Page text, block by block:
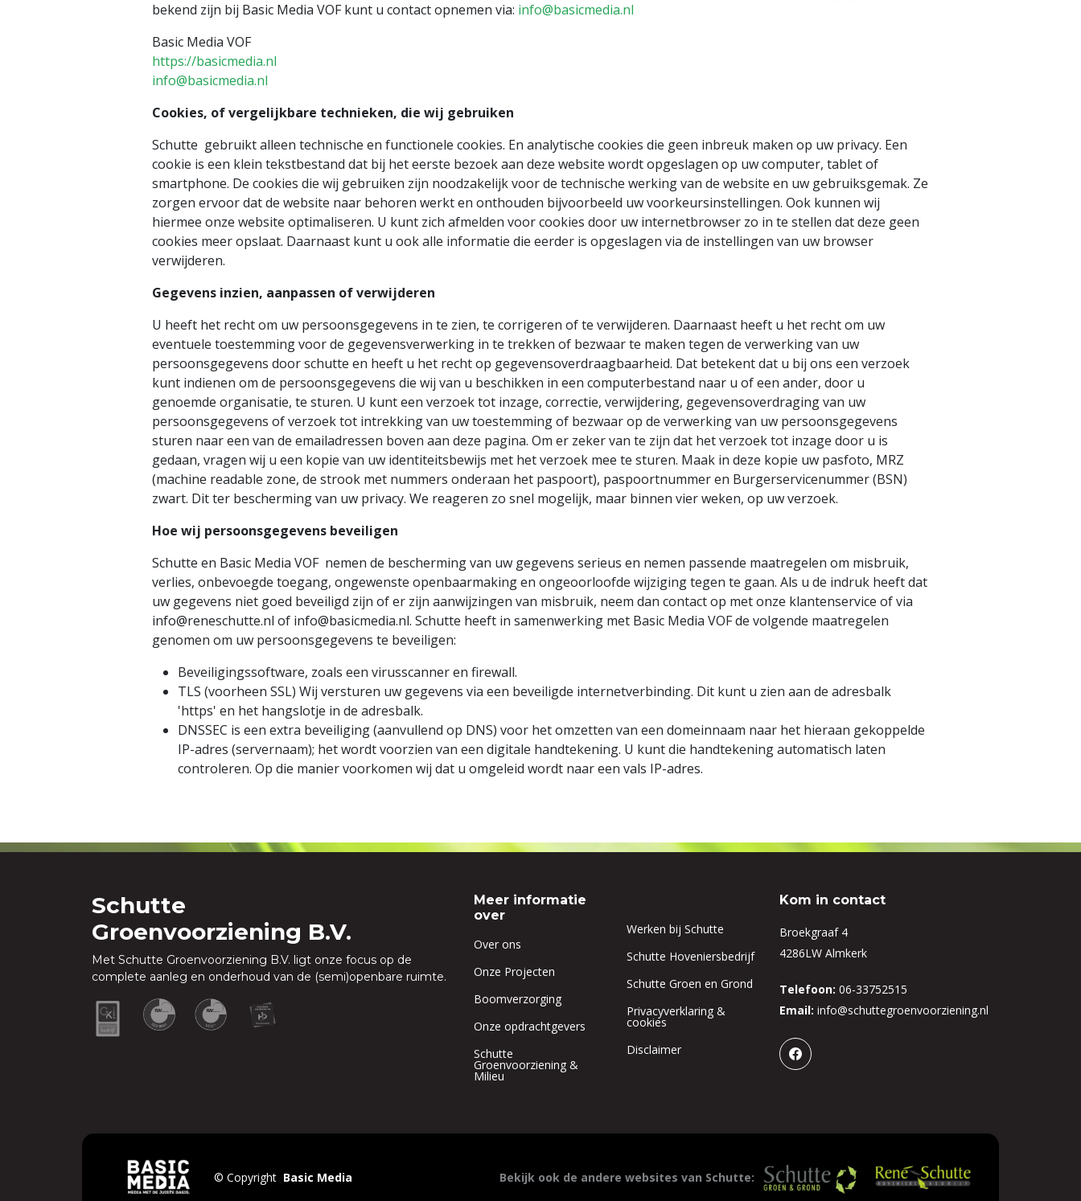
bekend zijn bij Basic Media VOF kunt u contact opnemen via: info@basicmedia.nl
Basic Media VOF
https://basicmedia.nl
info@basicmedia.nl
Cookies, of vergelijkbare technieken, die wij gebruiken
Schutte gebruikt alleen technische en functionele cookies. En analytische cookies die geen inbreuk maken op uw privacy. Een
cookie is een klein tekstbestand dat bij het eerste bezoek aan deze website wordt opgeslagen op uw computer, tablet of
smartphone. De cookies die wij gebruiken zijn noodzakelijk voor de technische werking van de website en uw gebruiksgemak. Ze
zorgen ervoor dat de website naar behoren werkt en onthouden bijvoorbeeld uw voorkeursinstellingen. Ook kunnen wij
hiermee onze website optimaliseren. U kunt zich afmelden voor cookies door uw internetbrowser zo in te stellen dat deze geen
cookies meer opslaat. Daarnaast kunt u ook alle informatie die eerder is opgeslagen via de instellingen van uw browser
verwijderen.
Gegevens inzien, aanpassen of verwijderen
U heeft het recht om uw persoonsgegevens in te zien, te corrigeren of te verwijderen. Daarnaast heeft u het recht om uw
eventuele toestemming voor de gegevensverwerking in te trekken of bezwaar te maken tegen de verwerking van uw
persoonsgegevens door schutte en heeft u het recht op gegevensoverdraagbaarheid. Dat betekent dat u bij ons een verzoek
kunt indienen om de persoonsgegevens die wij van u beschikken in een computerbestand naar u of een ander, door u
genoemde organisatie, te sturen. U kunt een verzoek tot inzage, correctie, verwijdering, gegevensoverdraging van uw
persoonsgegevens of verzoek tot intrekking van uw toestemming of bezwaar op de verwerking van uw persoonsgegevens
sturen naar een van de emailadressen boven aan deze pagina. Om er zeker van te zijn dat het verzoek tot inzage door u is
gedaan, vragen wij u een kopie van uw identiteitsbewijs met het verzoek mee te sturen. Maak in deze kopie uw pasfoto, MRZ
(machine readable zone, de strook met nummers onderaan het paspoort), paspoortnummer en Burgerservicenummer (BSN)
zwart. Dit ter bescherming van uw privacy. We reageren zo snel mogelijk, maar binnen vier weken, op uw verzoek.
Hoe wij persoonsgegevens beveiligen
Schutte en Basic Media VOF nemen de bescherming van uw gegevens serieus en nemen passende maatregelen om misbruik,
verlies, onbevoegde toegang, ongewenste openbaarmaking en ongeoorloofde wijziging tegen te gaan. Als u de indruk heeft dat
uw gegevens niet goed beveiligd zijn of er zijn aanwijzingen van misbruik, neem dan contact op met onze klantenservice of via
info@reneschutte.nl of info@basicmedia.nl. Schutte heeft in samenwerking met Basic Media VOF de volgende maatregelen
genomen om uw persoonsgegevens te beveiligen:
Beveiligingssoftware, zoals een virusscanner en firewall.
TLS (voorheen SSL) Wij versturen uw gegevens via een beveiligde internetverbinding. Dit kunt u zien aan de adresbalk
'https' en het hangslotje in de adresbalk.
DNSSEC is een extra beveiliging (aanvullend op DNS) voor het omzetten van een domeinnaam naar het hieraan gekoppelde
IP-adres (servernaam); het wordt voorzien van een digitale handtekening. U kunt die handtekening automatisch laten
controleren. Op die manier voorkomen wij dat u omgeleid wordt naar een vals IP-adres.
Schutte
Groenvoorziening B.V.
Met Schutte Groenvoorziening B.V. ligt onze focus op de
complete aanleg en onderhoud van de (semi)openbare ruimte.
Meer informatie
over
Over ons
Onze Projecten
Boomverzorging
Onze opdrachtgevers
Schutte
Groenvoorziening &
Milieu
Werken bij Schutte
Schutte Hoveniersbedrijf
Schutte Groen en Grond
Privacyverklaring &
cookies
Disclaimer
Kom in contact
Broekgraaf 4
4286LW Almkerk
Telefoon: 06-33752515
Email: info@schuttegroenvoorziening.nl
© Copyright Basic Media Bekijk ook de andere websites van Schutte: